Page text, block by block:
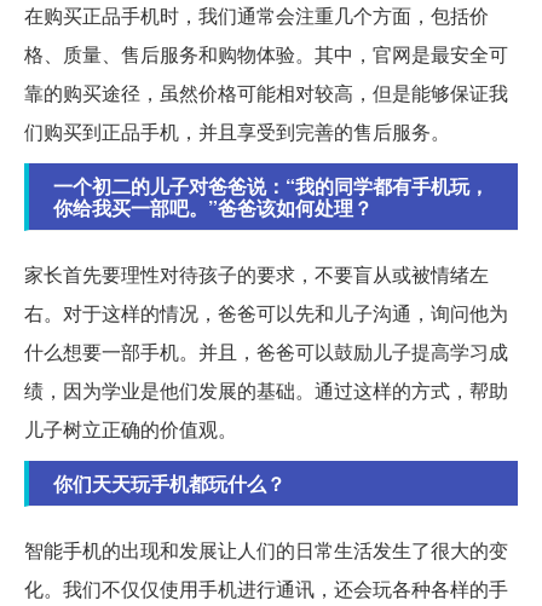
在购买正品手机时，我们通常会注重几个方面，包括价
格、质量、售后服务和购物体验。其中，官网是最安全可
靠的购买途径，虽然价格可能相对较高，但是能够保证我
们购买到正品手机，并且享受到完善的售后服务。
一个初二的儿子对爸爸说：“我的同学都有手机玩，
你给我买一部吧。”爸爸该如何处理？
家长首先要理性对待孩子的要求，不要盲从或被情绪左
右。对于这样的情况，爸爸可以先和儿子沟通，询问他为
什么想要一部手机。并且，爸爸可以鼓励儿子提高学习成
绩，因为学业是他们发展的基础。通过这样的方式，帮助
儿子树立正确的价值观。
你们天天玩手机都玩什么？
智能手机的出现和发展让人们的日常生活发生了很大的变
化。我们不仅仅使用手机进行通讯，还会玩各种各样的手